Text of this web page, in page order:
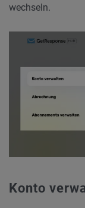
wechseln.
Konto